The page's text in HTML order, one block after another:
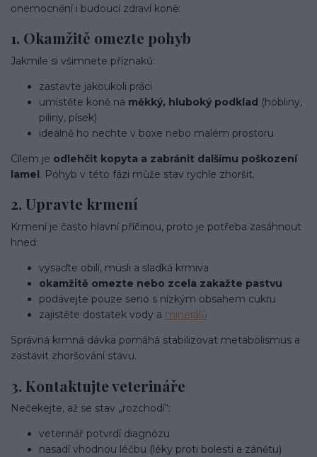
onemocnění i budoucí zdraví koně:
1. Okamžitě omezte pohyb
Jakmile si všimnete příznaků:
zastavte jakoukoli práci
umístěte koně na měkký, hluboký podklad (hobliny,
piliny, písek)
ideálně ho nechte v boxe nebo malém prostoru
Cílem je odlehčit kopyta a zabránit dalšímu poškození
lamel. Pohyb v této fázi může stav rychle zhoršit.
2. Upravte krmení
Krmení je často hlavní příčinou, proto je potřeba zasáhnout
hned:
vysaďte obilí, müsli a sladká krmiva
okamžitě omezte nebo zcela zakažte pastvu
podávejte pouze seno s nízkým obsahem cukru
zajistěte dostatek vody a minerálů
Správná krmná dávka pomáhá stabilizovat metabolismus a
zastavit zhoršování stavu.
3. Kontaktujte veterináře
Nečekejte, až se stav „rozchodí“:
veterinář potvrdí diagnózu
nasadí vhodnou léčbu (léky proti bolesti a zánětu)